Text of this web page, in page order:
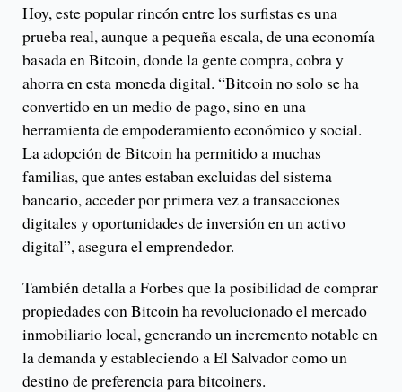
Hoy, este popular rincón entre los surfistas es una
prueba real, aunque a pequeña escala, de una economía
basada en Bitcoin, donde la gente compra, cobra y
ahorra en esta moneda digital. “Bitcoin no solo se ha
convertido en un medio de pago, sino en una
herramienta de empoderamiento económico y social.
La adopción de Bitcoin ha permitido a muchas
familias, que antes estaban excluidas del sistema
bancario, acceder por primera vez a transacciones
digitales y oportunidades de inversión en un activo
digital”, asegura el emprendedor.
También detalla a Forbes que la posibilidad de comprar
propiedades con Bitcoin ha revolucionado el mercado
inmobiliario local, generando un incremento notable en
la demanda y estableciendo a El Salvador como un
destino de preferencia para bitcoiners.